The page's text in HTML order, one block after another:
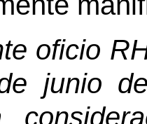
oficio
junio